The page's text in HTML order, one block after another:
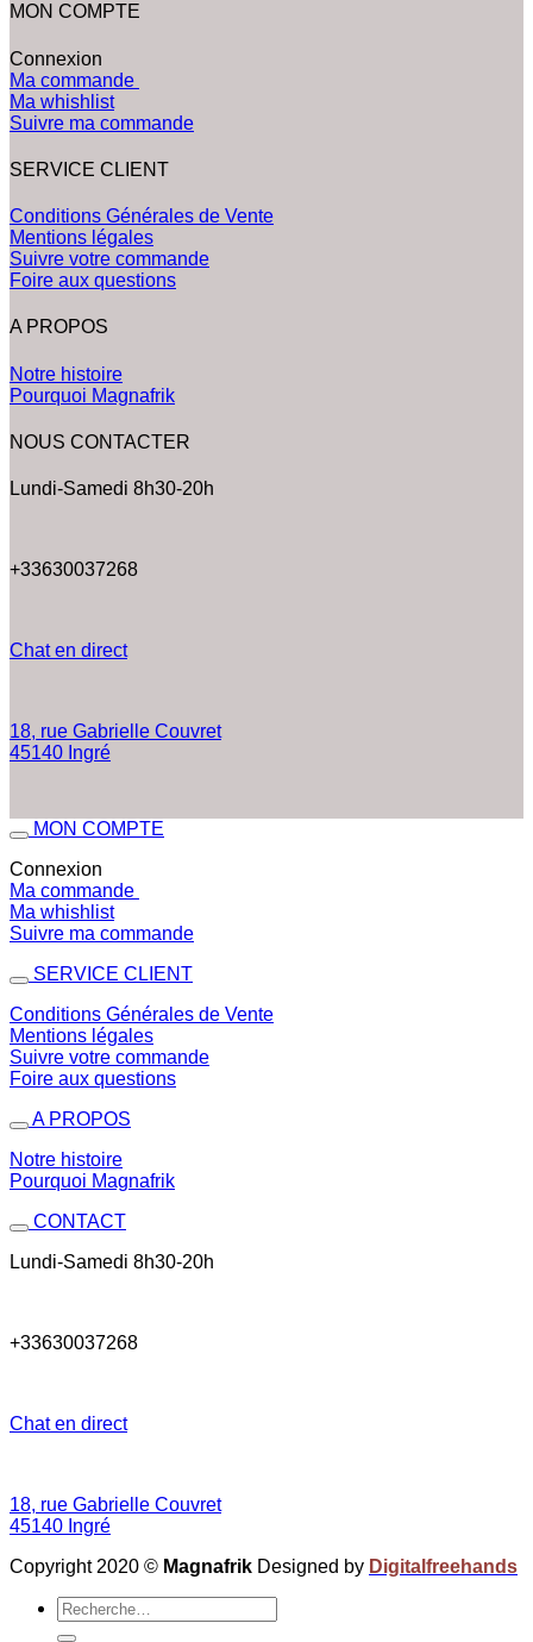
MON COMPTE
Connexion
Ma commande
Ma whishlist
Suivre ma commande
SERVICE CLIENT
Conditions Générales de Vente
Mentions légales
Suivre votre commande
Foire aux questions
A PROPOS
Notre histoire
Pourquoi Magnafrik
NOUS CONTACTER
Lundi-Samedi 8h30-20h
+33630037268
Chat en direct
18, rue Gabrielle Couvret
45140 Ingré
MON COMPTE
Connexion
Ma commande
Ma whishlist
Suivre ma commande
SERVICE CLIENT
Conditions Générales de Vente
Mentions légales
Suivre votre commande
Foire aux questions
A PROPOS
Notre histoire
Pourquoi Magnafrik
CONTACT
Lundi-Samedi 8h30-20h
+33630037268
Chat en direct
18, rue Gabrielle Couvret
45140 Ingré
Copyright 2020 © Magnafrik Designed by Digitalfreehands
Recherche
pour :